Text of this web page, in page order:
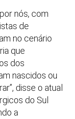
nós, com
de
no cenário
que
dos
nascidos ou
disse o atual
do Sul
a